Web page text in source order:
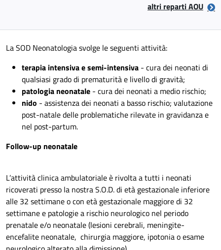
altri reparti AOU
La SOD Neonatologia svolge le seguenti attività:
terapia intensiva e semi-intensiva - cura dei neonati di
qualsiasi grado di prematurità e livello di gravità;
patologia neonatale - cura dei neonati a medio rischio;
nido - assistenza dei neonati a basso rischio; valutazione
post-natale delle problematiche rilevate in gravidanza e
nel post-partum.
Follow-up neonatale
L’attività clinica ambulatoriale è rivolta a tutti i neonati
ricoverati presso la nostra S.O.D. di età gestazionale inferiore
alle 32 settimane o con età gestazionale maggiore di 32
settimane e patologie a rischio neurologico nel periodo
prenatale e/o neonatale (lesioni cerebrali, meningite-
encefalite neonatale, chirurgia maggiore, ipotonia o esame